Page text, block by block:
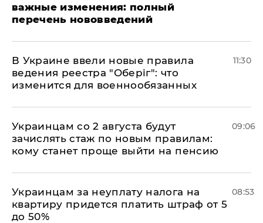
важные изменения: полный
перечень нововведений
В Украине ввели новые правила
ведения реестра "Оберіг": что
изменится для военнообязанных
11:30
Украинцам со 2 августа будут
зачислять стаж по новым правилам:
кому станет проще выйти на пенсию
09:06
Украинцам за неуплату налога на
квартиру придется платить штраф от 5
до 50%
08:53